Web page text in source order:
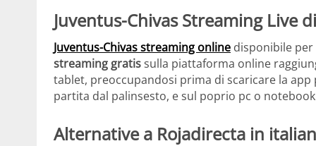
Juventus-Chivas Streaming Live
Juventus-Chivas streaming online disponibile
streaming gratissulla piattaforma online
tablet, preoccupandosi prima di scaricare la app
partita dal palinsesto, e sul poprio pc o
Alternative a Rojadirecta in